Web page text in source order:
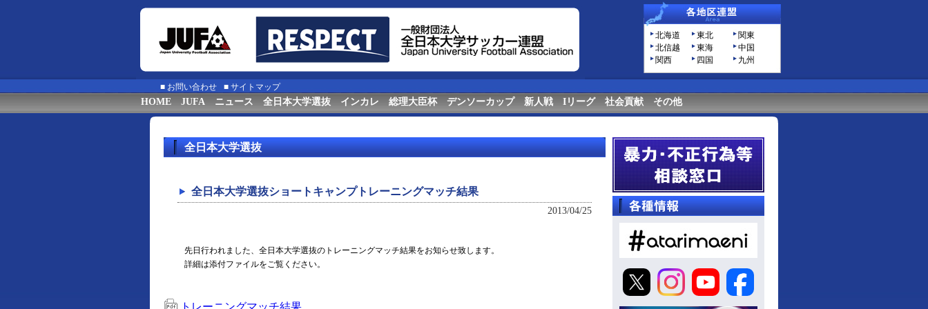
北海道 東北
関東
北信越
東海
中国
関西
四国 九州
■ お問い合わせ ■ サイトマップ
HOME JUFA ニュース 全日本大学選抜 インカレ 総理大臣杯 デンソーカップ 新人戦 Iリーグ 社会貢献 その他
全日本大学選抜
全日本大学選抜ショートキャンプトレーニングマッチ結果
2013/04/25
先日行われました、全日本大学選抜のトレーニングマッチ結果をお知らせ致します。
詳細は添付ファイルをご覧ください。
トレーニングマッチ結果